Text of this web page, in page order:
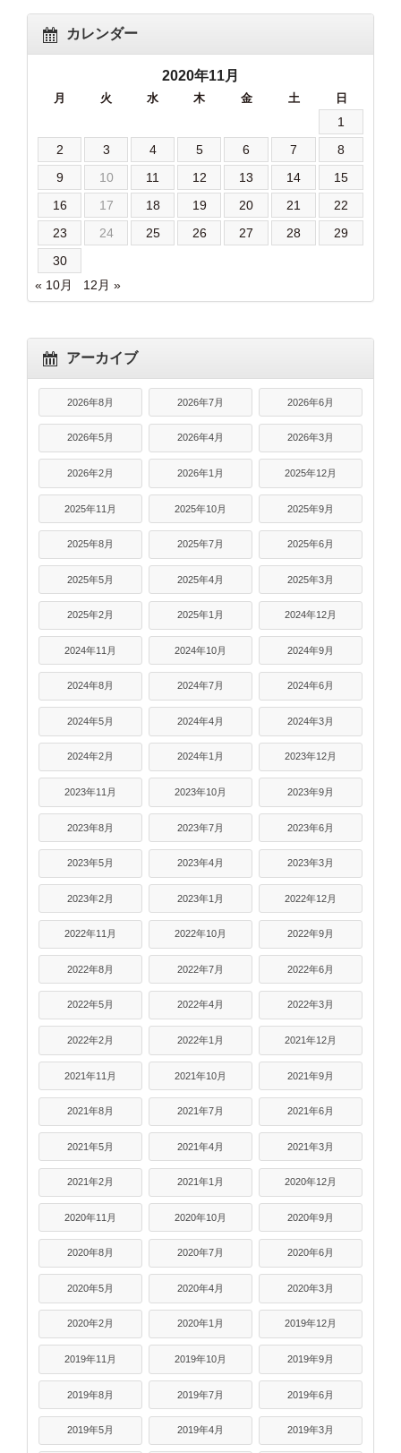
カレンダー
2020年11月
月 火 水 木 金 土 日
1
2
3 4 5 6 7
8
9
10 11 12 13 14
15
16
17 18 19 20 21
22
23
24 25 26 27 28
29
30
« 10月
12月 »
アーカイブ
2026年8月 2026年7月 2026年6月
2026年5月 2026年4月 2026年3月
2026年2月 2026年1月 2025年12月
2025年11月 2025年10月 2025年9月
2025年8月 2025年7月 2025年6月
2025年5月 2025年4月 2025年3月
2025年2月 2025年1月 2024年12月
2024年11月 2024年10月 2024年9月
2024年8月 2024年7月 2024年6月
2024年5月 2024年4月 2024年3月
2024年2月 2024年1月 2023年12月
2023年11月 2023年10月 2023年9月
2023年8月 2023年7月 2023年6月
2023年5月 2023年4月 2023年3月
2023年2月 2023年1月 2022年12月
2022年11月 2022年10月 2022年9月
2022年8月 2022年7月 2022年6月
2022年5月 2022年4月 2022年3月
2022年2月 2022年1月 2021年12月
2021年11月 2021年10月 2021年9月
2021年8月 2021年7月 2021年6月
2021年5月 2021年4月 2021年3月
2021年2月 2021年1月 2020年12月
2020年11月 2020年10月 2020年9月
2020年8月 2020年7月 2020年6月
2020年5月 2020年4月 2020年3月
2020年2月 2020年1月 2019年12月
2019年11月 2019年10月 2019年9月
2019年8月 2019年7月 2019年6月
2019年5月 2019年4月 2019年3月